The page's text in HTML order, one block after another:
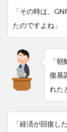
「その時は、
たのですよね」
「
復基
れた
「経済が回復し